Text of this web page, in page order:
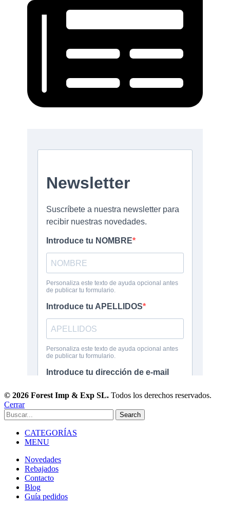
© 2026 Forest Imp & Exp SL. Todos los derechos reservados.
Cerrar
Search
CATEGORÍAS
MENU
Novedades
Rebajados
Contacto
Blog
Guía pedidos